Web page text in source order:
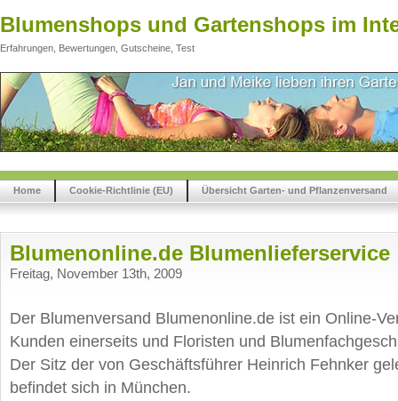
Blumenshops und Gartenshops im
Erfahrungen, Bewertungen, Gutscheine, Test
Home Cookie-Richtlinie (EU) Übersicht Garten- und Pflanzenversand
Blumenonline.de Blumenlieferservice
Freitag, November 13th, 2009
Der Blumenversand Blumenonline.de ist ein Online-
Kunden einerseits und Floristen und
Der Sitz der von Geschäftsführer Heinrich Fehnker
befindet sich in München.